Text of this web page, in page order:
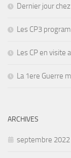
Dernier jour chez
Les CP3
Les CP en visite
La 1ere Guerre
ARCHIVES
septembre 2022